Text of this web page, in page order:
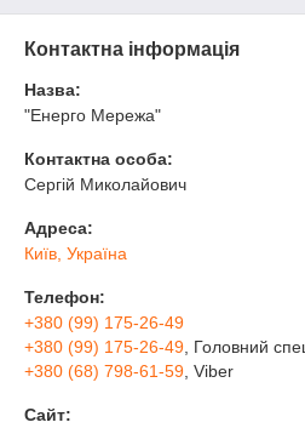
Контактна інформація
Назва:
"Енерго Мережа"
Контактна особа:
Сергій Миколайович
Адреса:
Київ, Україна
Телефон:
+380 (99) 175-26-49
+380 (99) 175-26-49 , Головний
+380 (68) 798-61-59 , Viber
Сайт: